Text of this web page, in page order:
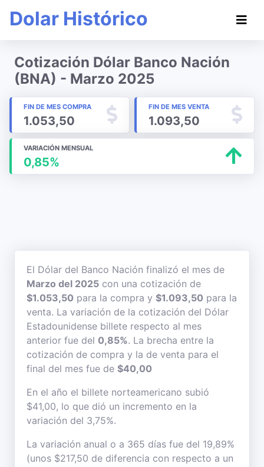
Dolar Histórico
Cotización Dólar Banco Nación
(BNA) - Marzo 2025
FIN DE MES COMPRA
1.053,50
FIN DE MES VENTA
1.093,50
VARIACIÓN MENSUAL
0,85%
El Dólar del Banco Nación finalizó el mes de
Marzo del 2025 con una cotización de
$1.053,50 para la compra y $1.093,50 para la
venta. La variación de la cotización del Dólar
Estadounidense billete respecto al mes
anterior fue del 0,85%. La brecha entre la
cotización de compra y la de venta para el
final del mes fue de $40,00
En el año el billete norteamericano subió
$41,00, lo que dió un incremento en la
variación del 3,75%.
La variación anual o a 365 días fue del 19,89%
(unos $217,50 de diferencia con respecto a un